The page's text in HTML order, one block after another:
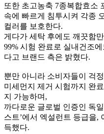
또한 초고농축 7종복합효소
속에 빠르게 침투시켜 각종
컬러를 보호한다.
게다가 세탁 후에도 깨끗함
99% 시험 완료로 실내건조
다고 브랜드 측은 밝혔다.
뿐만 아니라 소비자들이 걱
미세먼지 제거 시험까지 완
지 가능하며,
까다로운 글로벌 인증인 독
스트’에서 엑설런트 등급을,
득했다.